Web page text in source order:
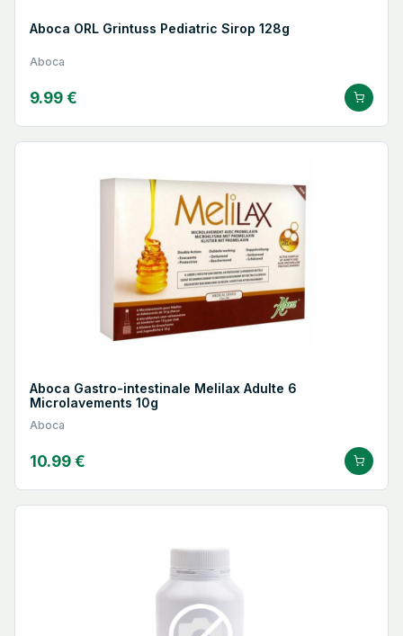
Aboca ORL Grintuss Pediatric Sirop 128g
Aboca
9.99 €
Aboca Gastro-intestinale Melilax Adulte 6
Microlavements 10g
Aboca
10.99 €